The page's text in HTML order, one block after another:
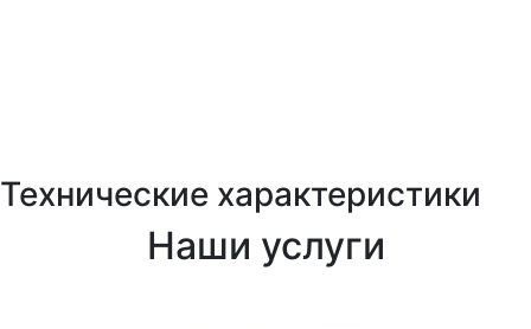
Технические характеристики
Наши услуги